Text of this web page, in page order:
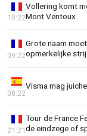
Vollering komt
Mont Ventoux
10:22
Grote naam
opmerkelijke
09:22
Visma mag
08:22
Tour de France
de eindzege of
21:21